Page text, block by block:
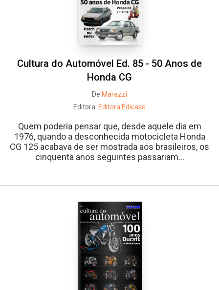
Cultura do Automóvel Ed. 85 - 50 Anos de
Honda CG
De Marazzi
Editora: Editora Edicase
Quem poderia pensar que, desde aquele dia em
1976, quando a desconhecida motocicleta Honda
CG 125 acabava de ser mostrada aos brasileiros, os
cinquenta anos seguintes passariam...